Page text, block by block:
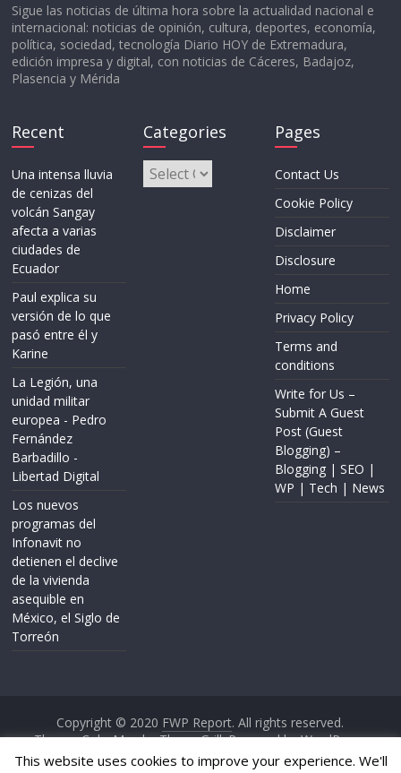
Sigue las noticias de última hora sobre la actualidad nacional e
internacional: noticias de opinión, cultura, deportes, economía,
política, sociedad, tecnología Diario HOY de Extremadura,
edición impresa y digital, con noticias de Cáceres, Badajoz,
Plasencia y Mérida
Recent
Una intensa lluvia
de cenizas del
volcán Sangay
afecta a varias
ciudades de
Ecuador
Paul explica su
versión de lo que
pasó entre él y
Karine
La Legión, una
unidad militar
europea - Pedro
Fernández
Barbadillo -
Libertad Digital
Los nuevos
programas del
Infonavit no
detienen el declive
de la vivienda
asequible en
México, el Siglo de
Torreón
Categories
Categories
Pages
Contact Us
Cookie Policy
Disclaimer
Disclosure
Home
Privacy Policy
Terms and
conditions
Write for Us –
Submit A Guest
Post (Guest
Blogging) –
Blogging | SEO |
WP | Tech | News
Copyright © 2020 FWP Report. All rights reserved.
Theme: ColorMag byThemeGrill. Powered byWordPress.
This website uses cookies to improve your experience. We'll